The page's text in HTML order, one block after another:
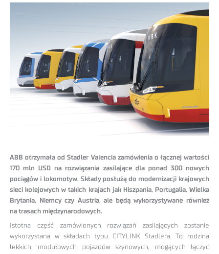
ABB otrzymała od Stadler Valencia zamówienia o łącznej wartości
170 mln USD na rozwiązania zasilające dla ponad 300 nowych
pociągów i lokomotyw. Składy posłużą do modernizacji krajowych
sieci kolejowych w takich krajach jak Hiszpania, Portugalia, Wielka
Brytania, Niemcy czy Austria, ale będą wykorzystywane również
na trasach międzynarodowych.
Istotna część zamówionych rozwiązań zasilających zostanie
wykorzystana w składach typu CITYLINK Stadlera. To rodzina
lekkich, modułowych pojazdów szynowych, mogących łączyć